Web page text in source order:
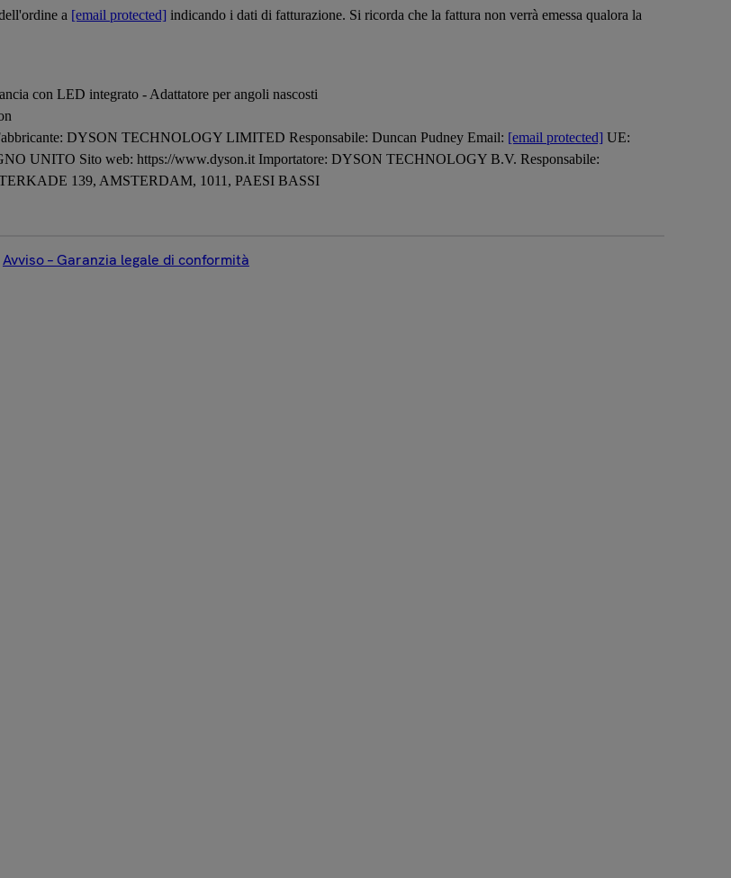
a [email protected] indicando i dati di fatturazione. Si ricorda che la fattura non verrà emessa qualora la
con LED integrato - Adattatore per angoli nascosti
DYSON TECHNOLOGY LIMITED Responsabile: Duncan Pudney Email: [email protected] UE:
UNITO Sito web: https://www.dyson.it Importatore: DYSON TECHNOLOGY B.V. Responsabile:
139, AMSTERDAM, 1011, PAESI BASSI
Avviso – Garanzia legale di conformità